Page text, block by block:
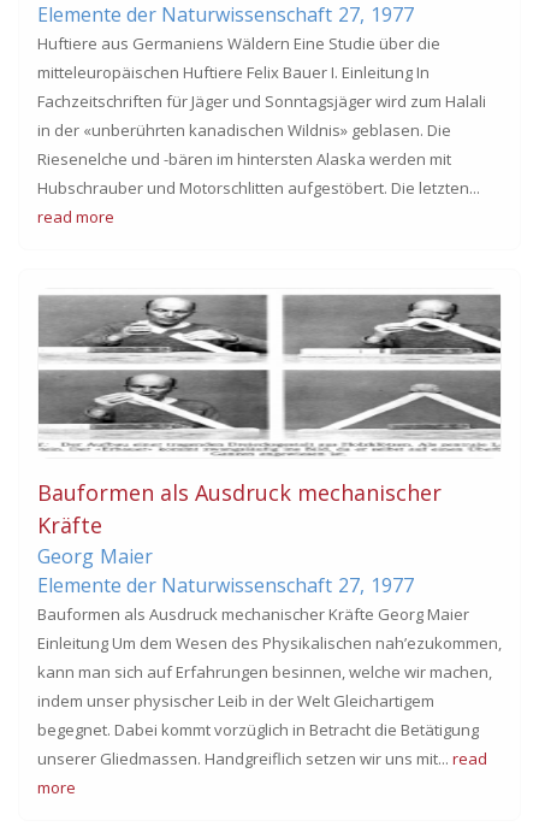
Elemente der Naturwissenschaft 27, 1977
Huftiere aus Germaniens Wäldern Eine Studie über die
mitteleuropäischen Huftiere Felix Bauer I. Einleitung In
Fachzeitschriften für Jäger und Sonntagsjäger wird zum Halali
in der «unberührten kanadischen Wildnis» geblasen. Die
Riesenelche und -bären im hintersten Alaska werden mit
Hubschrauber und Motorschlitten aufgestöbert. Die letzten...
read more
Bauformen als Ausdruck mechanischer
Kräfte
Georg Maier
Elemente der Naturwissenschaft 27, 1977
Bauformen als Ausdruck mechanischer Kräfte Georg Maier
Einleitung Um dem Wesen des Physikalischen nah’ezukommen,
kann man sich auf Erfahrungen besinnen, welche wir machen,
indem unser physischer Leib in der Welt Gleichartigem
begegnet. Dabei kommt vorzüglich in Betracht die Betätigung
unserer Gliedmassen. Handgreiflich setzen wir uns mit... read
more